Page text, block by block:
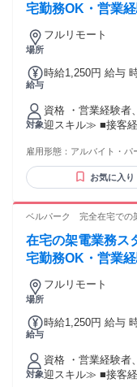
宅勤務OK・営業
場所
フルリモート
給与
時給1,250円 給与
対象
資格 ・営業経験者
迎スキル≫ ■接客
雇用形態： アルバイト・パ
お気に入り
ベルパーク 完全在宅での
在宅の架電業務
宅勤務OK・営業
場所
フルリモート
給与
時給1,250円 給与
対象
資格 ・営業経験者
迎スキル≫ ■接客